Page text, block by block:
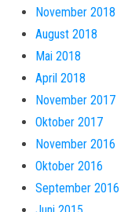
November 2018
August 2018
Mai 2018
April 2018
November 2017
Oktober 2017
November 2016
Oktober 2016
September 2016